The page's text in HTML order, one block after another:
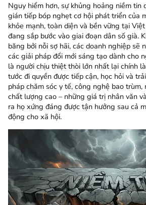
Nguy hiểm hơn, sự khủng hoảng niềm tin
gián tiếp bóp nghẹt cơ hội phát triển của
khỏe mạnh, toàn diện và bền vững tại
đang sắp bước vào giai đoạn dân số già.
băng bởi nỗi sợ hãi, các doanh nghiệp sẽ
các giải pháp đổi mới sáng tạo dành cho
là người chịu thiệt thòi lớn nhất lại chính
tước đi quyền được tiếp cận, học hỏi và
pháp chăm sóc y tế, công nghệ bao
chất lượng cao – những giá trị nhân văn
ra họ xứng đáng được tận hưởng sau cả
động cho xã hội.